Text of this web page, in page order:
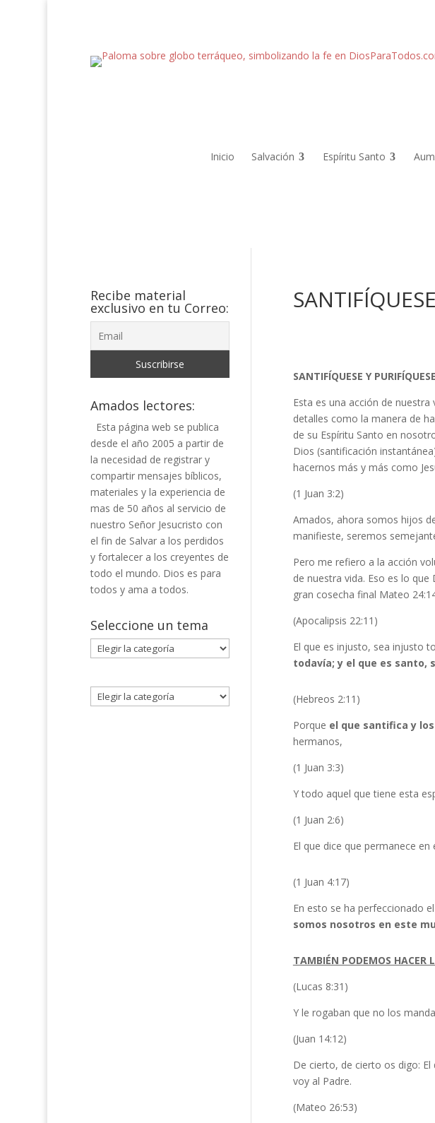
Inicio Salvación Espíritu Santo
SANTIFÍQUESE Y PURIFÍQUESE
Esta es una acción de
detalles como la manera de
de su Espíritu Santo en
Dios (santificación
hacernos más y más como
(1 Juan 3:2)
Amados, ahora somos hijos
manifieste, seremos
Pero me refiero a la acción
de nuestra vida. Eso es lo
gran cosecha final Mateo
(Apocalipsis 22:11)
El que es injusto, sea injusto
todavía; y el que es santo,
(Hebreos 2:11)
Porque el que santifica y
hermanos,
(1 Juan 3:3)
Y todo aquel que tiene esta
(1 Juan 2:6)
El que dice que permanece en
(1 Juan 4:17)
En esto se ha perfeccionado
somos nosotros en este
TAMBIÉN PODEMOS HACER
(Lucas 8:31)
Y le rogaban que no los
(Juan 14:12)
De cierto, de cierto os digo:
voy al Padre.
(Mateo 26:53)
Recibe material
exclusivo en tu Correo:
Amados lectores:
Esta página web se publica
desde el año 2005 a partir de
la necesidad de registrar y
compartir mensajes bíblicos,
materiales y la experiencia de
mas de 50 años al servicio de
nuestro Señor Jesucristo con
el fin de Salvar a los perdidos
y fortalecer a los creyentes de
todo el mundo. Dios es para
todos y ama a todos.
Seleccione un tema
Seleccione
un